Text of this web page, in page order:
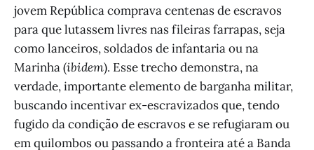
jovem República comprava centenas de escravos
para que lutassem livres nas fileiras farrapas, seja
como lanceiros, soldados de infantaria ou na
Marinha (ibidem). Esse trecho demonstra, na
verdade, importante elemento de barganha militar,
buscando incentivar ex-escravizados que, tendo
fugido da condição de escravos e se refugiaram ou
em quilombos ou passando a fronteira até a Banda